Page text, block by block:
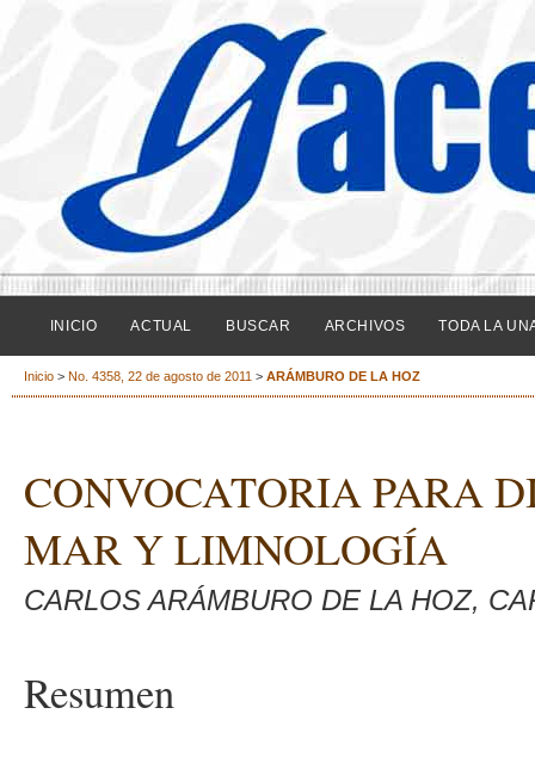
INICIO ACTUAL BUSCAR ARCHIVOS TODA LA
Inicio > No. 4358, 22 de agosto de 2011 > ARÁMBURO DE LA HOZ
CONVOCATORIA PARA
MAR Y LIMNOLOGÍA
CARLOS ARÁMBURO DE LA HOZ,
Resumen